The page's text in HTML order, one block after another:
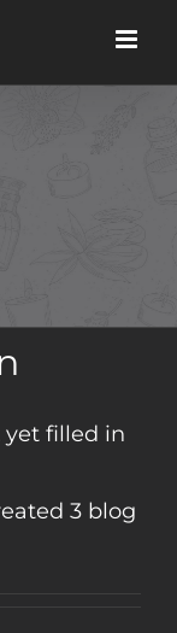
yet filled in
3 blog